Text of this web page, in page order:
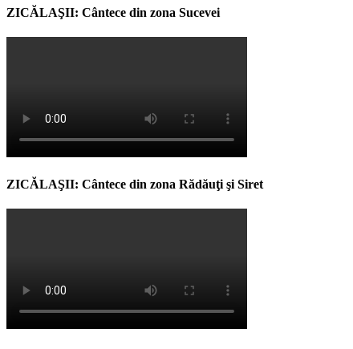
ZICĂLAŞII: Cântece din zona Sucevei
ZICĂLAŞII: Cântece din zona Rădăuţi şi Siret